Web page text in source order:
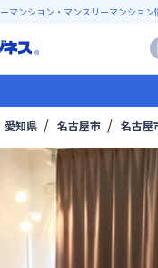
マンション・マンスリーマンショ
愛知県 名古屋市 名古屋